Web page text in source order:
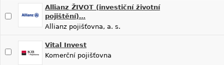
Allianz ŽIVOT (investiční životní
pojištění)…
Allianz pojišťovna, a. s.
Vital Invest
Komerční pojišťovna